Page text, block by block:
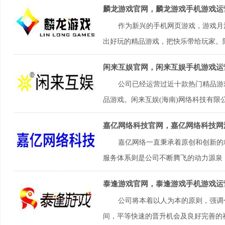
麟龙游戏官网，麟龙游戏手机游戏
作为新兴的手机网页游戏，游戏
出好玩的精品游戏，把快乐带给玩家
闲来互娱官网，闲来互娱手机游戏
公司已经运营过近十款热门精品
品游戏。闲来互娱(海南)网络科技有限
嘉亿网络科技官网，嘉亿网络科技
嘉亿网络一直秉承着原创和创新
服务体系则是公司不断腾飞的动力源
泰逢游戏官网，泰逢游戏手机游戏
公司将本着以人为本的原则，强
间，平等快速的晋升机会及良好完善